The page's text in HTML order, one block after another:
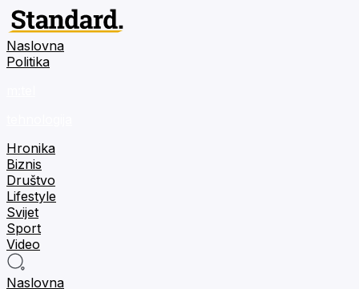
Naslovna
Politika
Hronika
Biznis
Društvo
Lifestyle
Svijet
Sport
Video
Naslovna